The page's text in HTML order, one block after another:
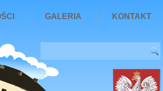
GALERIA KONTAKT